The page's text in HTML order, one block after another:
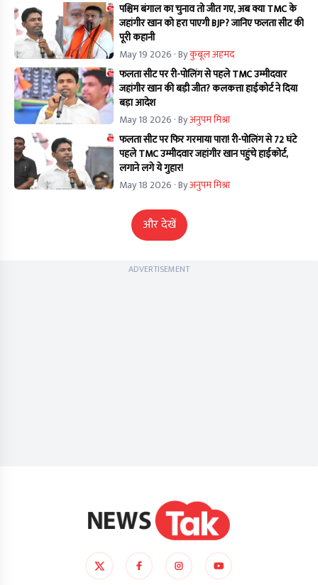
पश्चिम बंगाल का चुनाव तो जीत गए, अब क्या TMC के
जहांगीर खान को हरा पाएगी BJP? जानिए फलता सीट की
पूरी कहानी
May 19 2026 · Byकुबूल अहमद
फलता सीट पर री-पोलिंग से पहले TMC उम्मीदवार
जहांगीर खान की बड़ी जीत? कलकत्ता हाईकोर्ट ने दिया
बड़ा आदेश
May 18 2026 · Byअनुपम मिश्रा
फलता सीट पर फिर गरमाया पारा! री-पोलिंग से 72 घंटे
पहले TMC उम्मीदवार जहांगीर खान पहुंचे हाईकोर्ट,
लगाने लगे ये गुहार!
May 18 2026 · Byअनुपम मिश्रा
और देखें
ADVERTISEMENT